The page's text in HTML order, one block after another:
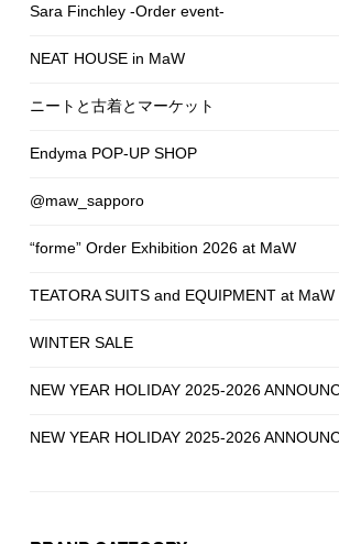
Sara Finchley -Order event-
NEAT HOUSE in MaW
ニートと古着とマーケット
Endyma POP-UP SHOP
@maw_sapporo
“forme” Order Exhibition 2026 at MaW
TEATORA SUITS and EQUIPMENT at MaW
WINTER SALE
NEW YEAR HOLIDAY 2025-2026
NEW YEAR HOLIDAY 2025-2026